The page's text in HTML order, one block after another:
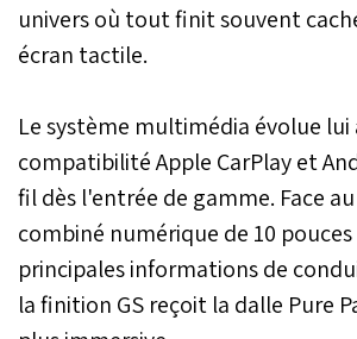
univers où tout finit souvent
écran tactile.
Le système multimédia évolue lui
compatibilité Apple CarPlay et
fil dès l'entrée de gamme. Face
combiné numérique de 10
principales informations de
la finition GS reçoit la dalle Pure